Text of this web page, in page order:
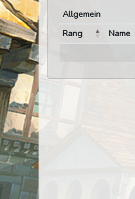
Allgemein
Rang
Name